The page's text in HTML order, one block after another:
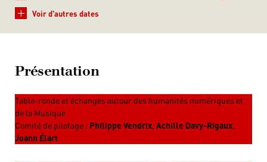
+ Voir d'autres dates
Présentation
Table-ronde et échanges autour des humanités numériques et
de la Musique
Comité de pilotage : Philippe Vendrix Achille Davy-Rigaux
Joann Élart